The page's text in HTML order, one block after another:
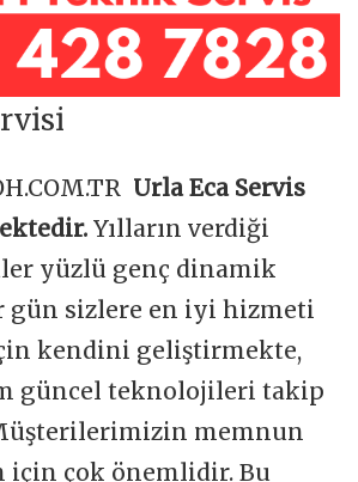
Urla Eca Servis
Yılların verdiği
yüzlü genç dinamik
gün sizlere en iyi hizmeti
kendini geliştirmekte,
güncel teknolojileri takip
memnun
için çok önemlidir. Bu